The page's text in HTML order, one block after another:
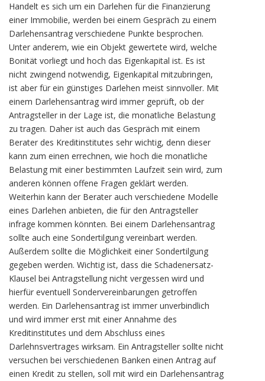
Handelt es sich um ein Darlehen für die Finanzierung
einer Immobilie, werden bei einem Gespräch zu einem
Darlehensantrag verschiedene Punkte besprochen.
Unter anderem, wie ein Objekt gewertete wird, welche
Bonität vorliegt und hoch das Eigenkapital ist. Es ist
nicht zwingend notwendig, Eigenkapital mitzubringen,
ist aber für ein günstiges Darlehen meist sinnvoller. Mit
einem Darlehensantrag wird immer geprüft, ob der
Antragsteller in der Lage ist, die monatliche Belastung
zu tragen. Daher ist auch das Gespräch mit einem
Berater des Kreditinstitutes sehr wichtig, denn dieser
kann zum einen errechnen, wie hoch die monatliche
Belastung mit einer bestimmten Laufzeit sein wird, zum
anderen können offene Fragen geklärt werden.
Weiterhin kann der Berater auch verschiedene Modelle
eines Darlehen anbieten, die für den Antragsteller
infrage kommen könnten. Bei einem Darlehensantrag
sollte auch eine Sondertilgung vereinbart werden.
Außerdem sollte die Möglichkeit einer Sondertilgung
gegeben werden. Wichtig ist, dass die Schadenersatz-
Klausel bei Antragstellung nicht vergessen wird und
hierfür eventuell Sondervereinbarungen getroffen
werden. Ein Darlehensantrag ist immer unverbindlich
und wird immer erst mit einer Annahme des
Kreditinstitutes und dem Abschluss eines
Darlehnsvertrages wirksam. Ein Antragsteller sollte nicht
versuchen bei verschiedenen Banken einen Antrag auf
einen Kredit zu stellen, soll mit wird ein Darlehensantrag